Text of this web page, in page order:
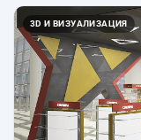
3D И ВИЗУАЛИЗАЦИЯ